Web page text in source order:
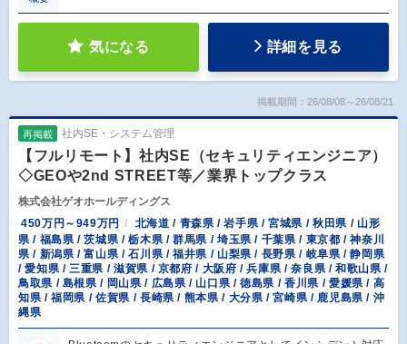
気になる 詳細を見る
掲載期間：26/08/08～26/08/21
再掲載 社内SE・システム管理
【フルリモート】社内SE（セキュリティエンジニア）
◇GEOや2nd STREET等／業界トップクラス
株式会社ゲオホールディングス
450万円～949万円
北海道 / 青森県 / 岩手県 / 宮城県 / 秋田県 / 山形
県 / 福島県 / 茨城県 / 栃木県 / 群馬県 / 埼玉県 / 千葉県 / 東京都 / 神奈川
県 / 新潟県 / 富山県 / 石川県 / 福井県 / 山梨県 / 長野県 / 岐阜県 / 静岡県
/ 愛知県 / 三重県 / 滋賀県 / 京都府 / 大阪府 / 兵庫県 / 奈良県 / 和歌山県 /
鳥取県 / 島根県 / 岡山県 / 広島県 / 山口県 / 徳島県 / 香川県 / 愛媛県 / 高
知県 / 福岡県 / 佐賀県 / 長崎県 / 熊本県 / 大分県 / 宮崎県 / 鹿児島県 / 沖
縄県